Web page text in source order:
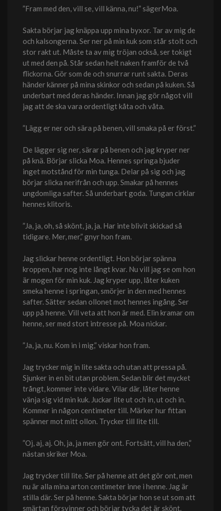
”Fram med den, vill se, vill känna, nu!” sägerMoa.
Sakta börjar jag knäppa upp mina byxor. Tar av mig de
och kalsongerna. Ser ner på min kuk som står stolt och
stor rakt ut. Måste ta av mig tröjan också, ser tokigt
ut med den på. Står sedan helt naken framför de två
flickorna. Gör som de och snurrar runt sakta. Deras
händer känner på mina skinkor och sedan på kuken. Så
underbart med deras händer. Innan jag gör något vill
jag att de ska vara ordentligt kåta och våta.
”Lägg er ner och sära på benen, vill smaka på er först.”
De lägger sig ner, särar på benen och jag kryper ner
på knä. Börjar slicka Moa. Hennes springa bjuder
inget motstånd för min tunga. Delar på sig och jag
börjar slicka nerifrån och upp. Smakar på hennes
ungdomliga safter. Så underbart goda. Tungan cirklar
hennes klitoris.
”Ja, ja, oh, så skönt, ja, ja. Har inte blivit skickad så
tidigare. Mer, mer,” gnyr hon fram.
Jag slickar henne ordentligt. Hon börjar spänna
kroppen, har nog inte långt kvar. Nu vill jag se om hon
är mogen för min kuk. Jag kryper upp, låter kuken
smeka henne i springan, smörjer in den med hennes
safter. Sätter sedan ollonet mot hennes ingång. Ser
upp på henne. Vill veta att hon är med. Elin kramar om
henne, ser med stort intresse på. Moa nickar.
”Ja, ja, nu. Kom in i mig,” viskar hon fram.
Jag trycker mig in lite sakta och utan att pressa på.
Sjunker in en bit utan problem. Sedan blir det mycket
trångt, kommer inte vidare. Vilar där, låter henne
vänja sig vid min kuk. Juckar lite ut och in, ut och in.
Kommer in någon centimeter till. Märker hur fittan
spänner mot mitt ollon. Trycker till lite till.
”Oj, aj, aj. Oh, ja, ja men gör ont. Fortsätt, vill ha den,”
nästan skriker Moa.
Jag trycker till lite. Ser på henne att det gör ont, men
nu är alla mina arton centimeter inne i henne. Jag är
stilla där. Ser på henne. Sakta börjar hon se ut som att
smärtan försvinner och börjar tycka det är skönt.